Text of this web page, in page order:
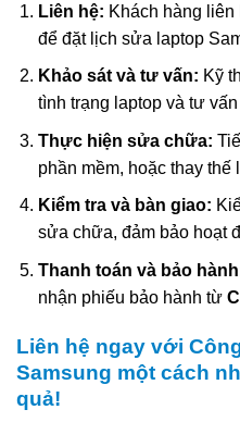
Liên hệ: Khách hàng
để đặt lịch sửa laptop
Khảo sát và tư vấn: Kỹ
tình trạng laptop và tư
Thực hiện sửa chữa:
phần mềm, hoặc thay thế
Kiểm tra và bàn giao:
sửa chữa, đảm bảo hoạt
Thanh toán và bảo
nhận phiếu bảo hành từ
Liên hệ ngay với
Samsung một cách
quả!